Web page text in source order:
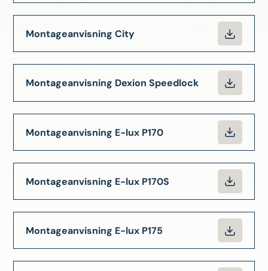
Montageanvisning City
Montageanvisning Dexion Speedlock
Montageanvisning E-lux P170
Montageanvisning E-lux P170S
Montageanvisning E-lux P175